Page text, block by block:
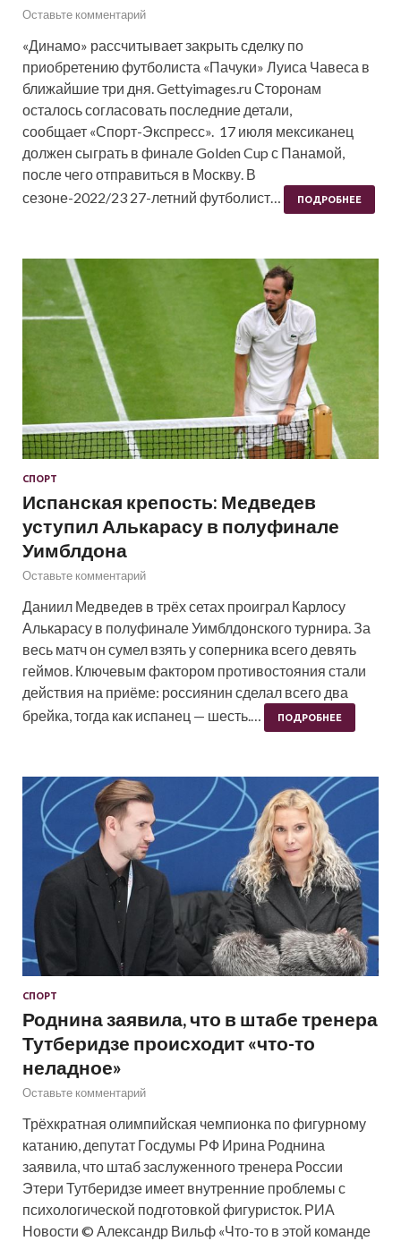
Оставьте комментарий
«Динамо» рассчитывает закрыть сделку по
приобретению футболиста «Пачуки» Луиса Чавеса в
ближайшие три дня. Gettyimages.ru Сторонам
осталось согласовать последние детали,
сообщает «Спорт-Экспресс». 17 июля мексиканец
должен сыграть в финале Golden Cup с Панамой,
после чего отправиться в Москву. В
сезоне-2022/23 27-летний футболист…
ПОДРОБНЕЕ
СПОРТ
Испанская крепость: Медведев
уступил Алькарасу в полуфинале
Уимблдона
Оставьте комментарий
Даниил Медведев в трёх сетах проиграл Карлосу
Алькарасу в полуфинале Уимблдонского турнира. За
весь матч он сумел взять у соперника всего девять
геймов. Ключевым фактором противостояния стали
действия на приёме: россиянин сделал всего два
брейка, тогда как испанец — шесть.…
ПОДРОБНЕЕ
СПОРТ
Роднина заявила, что в штабе тренера
Тутберидзе происходит «что-то
неладное»
Оставьте комментарий
Трёхкратная олимпийская чемпионка по фигурному
катанию, депутат Госдумы РФ Ирина Роднина
заявила, что штаб заслуженного тренера России
Этери Тутберидзе имеет внутренние проблемы с
психологической подготовкой фигуристок. РИА
Новости © Александр Вильф «Что-то в этой команде